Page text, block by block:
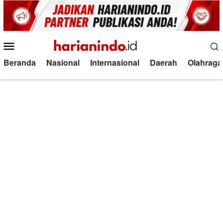
Loncat
ke
konten
Mobile
Beranda Nasional Internasional Daerah Olahraga